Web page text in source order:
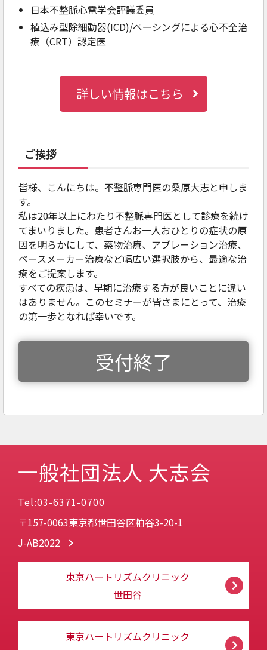
日本不整脈心電学会評議委員
植込み型除細動器(ICD)/ペーシングによる心不全治
療（CRT）認定医
詳しい情報はこちら
ご挨拶
皆様、こんにちは。不整脈専門医の桑原大志と申しま
す。
私は20年以上にわたり不整脈専門医として診療を続け
てまいりました。患者さんお一人おひとりの症状の原
因を明らかにして、薬物治療、アブレーション治療、
ペースメーカー治療など幅広い選択肢から、最適な治
療をご提案します。
すべての疾患は、早期に治療する方が良いことに違い
はありません。このセミナーが皆さまにとって、治療
の第一歩となれば幸いです。
受付終了
一般社団法人 大志会
Tel:03-6371-0700
〒157-0063東京都世田谷区粕谷3-20-1
J-AB2022
東京ハートリズムクリニック
世田谷
東京ハートリズムクリニック